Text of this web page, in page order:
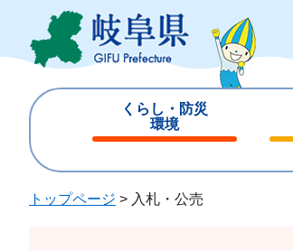
ジ
ュ
くらし・防災
環境
じ
じ
トップページ > 入札・公売